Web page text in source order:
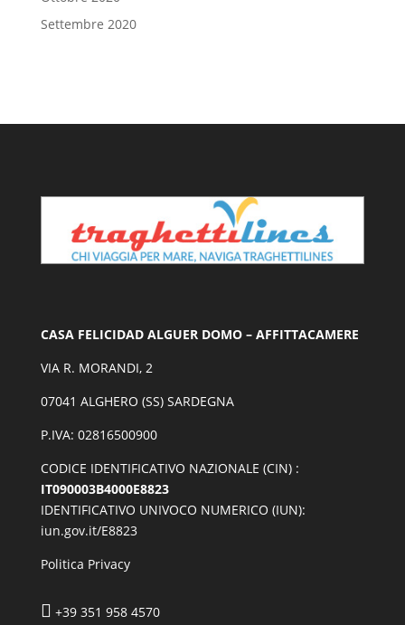
Settembre 2020
CASA FELICIDAD ALGUER DOMO – AFFITTACAMERE
VIA R. MORANDI, 2
07041 ALGHERO (SS) SARDEGNA
P.IVA: 02816500900
CODICE IDENTIFICATIVO NAZIONALE (CIN) :
IT090003B4000E8823
IDENTIFICATIVO UNIVOCO NUMERICO (IUN):
iun.gov.it/E8823
Politica Privacy
 +39 351 958 4570